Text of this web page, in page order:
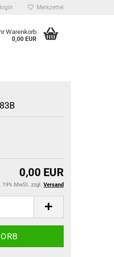
Merkzettel
Warenkorb
0,00 EUR
0,00 EUR
19% MwSt. zzgl. Versand